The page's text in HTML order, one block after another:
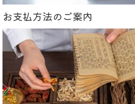
お支払方法のご案内